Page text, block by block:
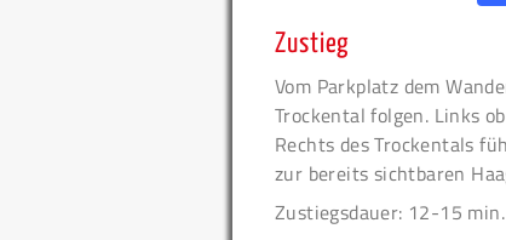
Zustieg
Vom Parkplatz dem
Trockental folgen. Links
Rechts des Trockentals
zur bereits sichtbaren
Zustiegsdauer: 12-15 min.